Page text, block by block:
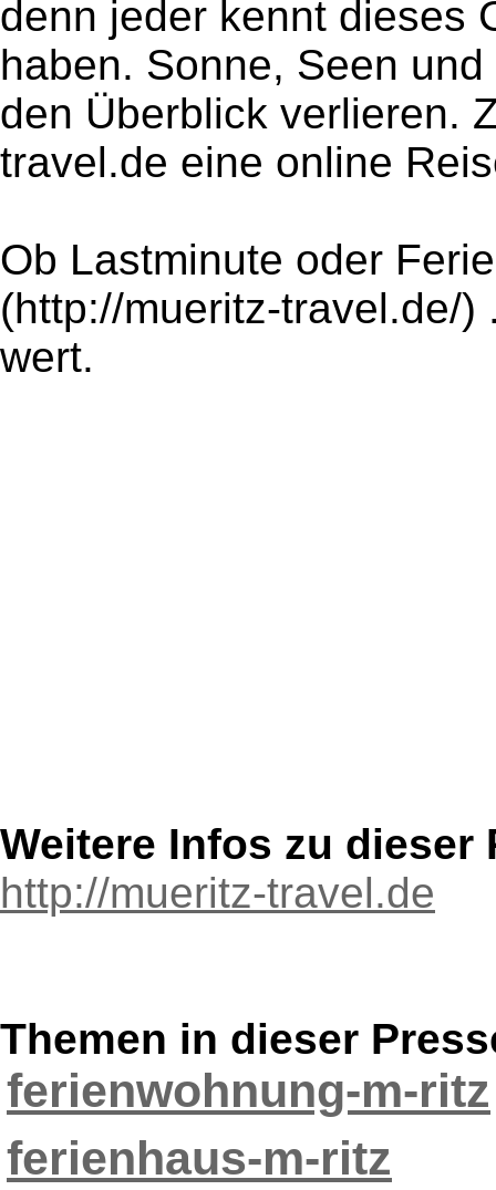
denn jeder kennt dieses
haben. Sonne, Seen
den Überblick verlieren.
travel.de eine online
Ob Lastminute oder
(http://mueritz-travel.de/
wert.
Weitere Infos zu dieser
http://mueritz-travel.de
Themen in dieser
ferienwohnung-m-ritz
ferienhaus-m-ritz